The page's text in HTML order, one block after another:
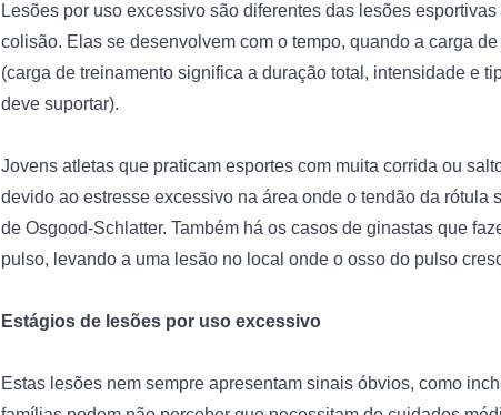
Lesões por uso excessivo são diferentes das lesões
colisão. Elas se desenvolvem com o tempo, quando a carga
(carga de treinamento significa a duração total, intensidade e
deve suportar).
Jovens atletas que praticam esportes com muita corrida ou
devido ao estresse excessivo na área onde o tendão da rótula
de Osgood-Schlatter. Também há os casos de ginastas que
pulso, levando a uma lesão no local onde o osso do pulso
Estágios de lesões por uso excessivo
Estas lesões nem sempre apresentam sinais óbvios, como